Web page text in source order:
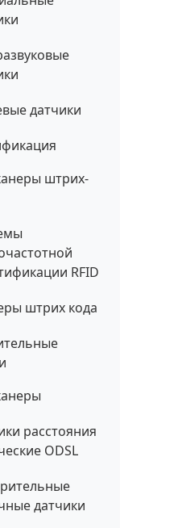
датчики
штрих-
RFID
штрих кода
расстояния
ODSL
датчики